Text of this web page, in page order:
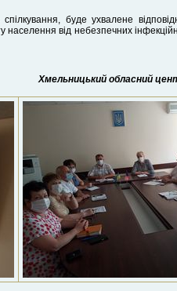
буде ухвалене
від небезпечних
Хмельницький обласний